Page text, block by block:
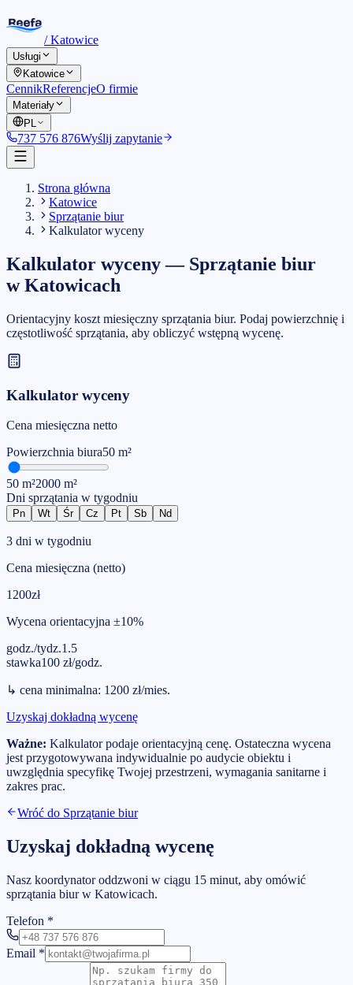
/Katowice
Usługi
Katowice
CennikReferencjeO firmie
Materiały
PL
737 576 876Wyślij zapytanie
Strona główna
Katowice
Sprzątanie biur
Kalkulator wyceny
Kalkulator wyceny— Sprzątanie biur
w Katowicach
Orientacyjny koszt miesięczny sprzątania biur. Podaj powierzchnię i
częstotliwość sprzątania, aby obliczyć wstępną wycenę.
Kalkulator wyceny
Cena miesięczna netto
Powierzchnia biura50 m²
50 m²2000 m²
Dni sprzątania w tygodniu
Pn Wt Śr Cz Pt Sb Nd
3 dni w tygodniu
Cena miesięczna (netto)
1200zł
Wycena orientacyjna ±10%
godz./tydz.1.5
stawka100 zł/godz.
↳ cena minimalna: 1200 zł/mies.
Uzyskaj dokładną wycenę
Ważne: Kalkulator podaje orientacyjną cenę. Ostateczna wycena
jest przygotowywana indywidualnie po audycie obiektu i
uwzględnia specyfikę Twojej przestrzeni, wymagania sanitarne i
zakres prac.
Wróć do Sprzątanie biur
Uzyskaj dokładną wycenę
Nasz koordynator oddzwoni w ciągu 15 minut, aby omówić
sprzątania biur w Katowicach.
Telefon *
Email *